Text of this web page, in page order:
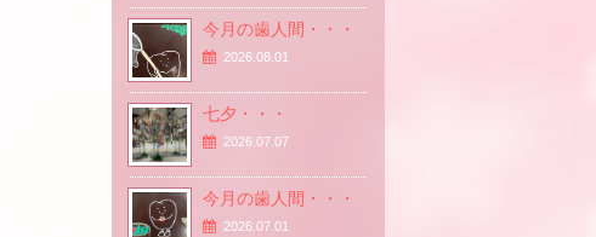
今月の歯人間・・・
2026.08.01
七夕・・・
2026.07.07
今月の歯人間・・・
2026.07.01